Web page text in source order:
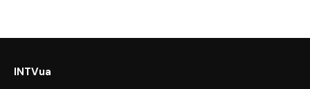
INTVua